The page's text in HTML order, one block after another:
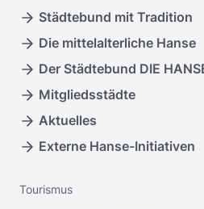
Städtebund mit Tradition
Die mittelalterliche Hanse
Der Städtebund DIE
Mitgliedsstädte
Aktuelles
Externe Hanse-Initiativen
Tourismus